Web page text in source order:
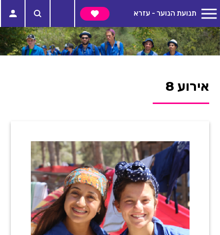
תנועת הנוער - עזרא
אירוע 8